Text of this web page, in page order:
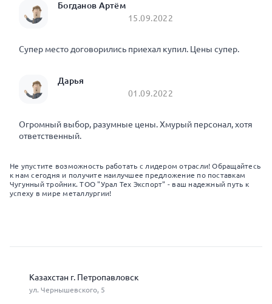
Богданов Артём
15.09.2022
Супер место договорились приехал купил. Цены супер.
Дарья
01.09.2022
Огромный выбор, разумные цены. Хмурый персонал, хотя
ответственный.
Не упустите возможность работать с лидером отрасли! Обращайтесь
к нам сегодня и получите наилучшее предложение по поставкам
Чугунный тройник. ТОО "Урал Тех Экспорт" - ваш надежный путь к
успеху в мире металлургии!
Казахстан г. Петропавловск
ул. Чернышевского, 5